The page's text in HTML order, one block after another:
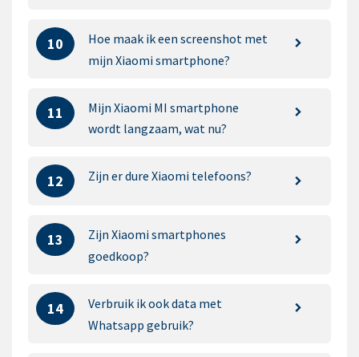
10
Hoe maak ik een screenshot met
mijn Xiaomi smartphone?
11
Mijn Xiaomi MI smartphone
wordt langzaam, wat nu?
12 Zijn er dure Xiaomi telefoons?
13
Zijn Xiaomi smartphones
goedkoop?
14
Verbruik ik ook data met
Whatsapp gebruik?